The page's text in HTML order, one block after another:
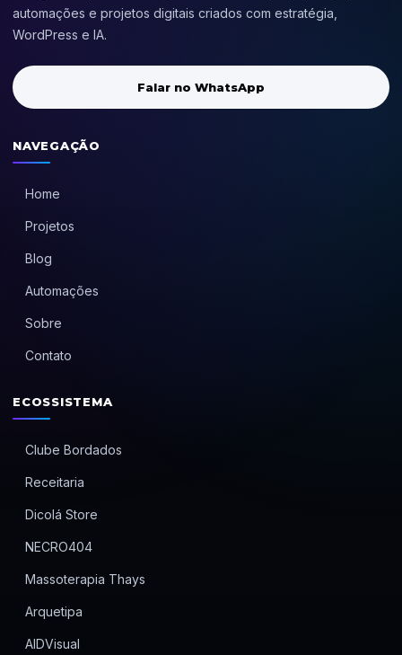
automações e projetos digitais criados com estratégia,
WordPress e IA.
Falar no WhatsApp
NAVEGAÇÃO
Home
Projetos
Blog
Automações
Sobre
Contato
ECOSSISTEMA
Clube Bordados
Receitaria
Dicolá Store
NECRO404
Massoterapia Thays
Arquetipa
AIDVisual